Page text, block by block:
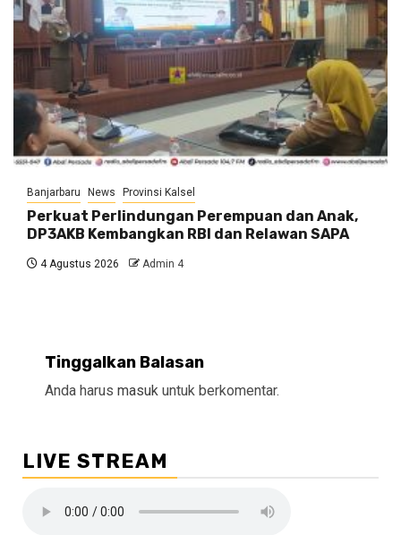
Banjarbaru News Provinsi Kalsel
Perkuat Perlindungan Perempuan dan Anak,
DP3AKB Kembangkan RBI dan Relawan SAPA
4 Agustus 2026 Admin 4
Tinggalkan Balasan
Anda harus masuk untuk berkomentar.
LIVE STREAM